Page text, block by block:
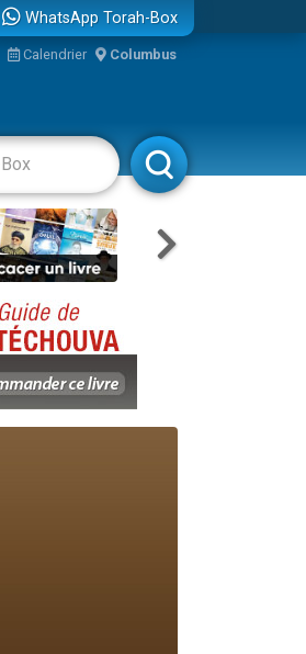
WhatsApp Torah-Box
Calendrier Columbus
Rabbanim